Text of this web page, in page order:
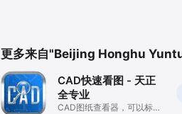
更多来自"Beijing Honghu
CAD快速看图 - 天正
全专业
CAD图纸查看器，可以标注